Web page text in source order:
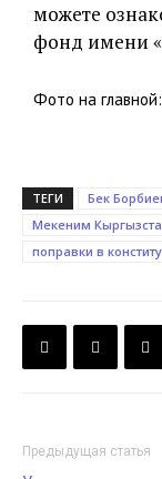
можете
фонд имени
Фото на
ТЕГИ Бек
Мекеним
поправки в
Предыдущая статья